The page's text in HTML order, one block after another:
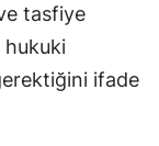
tasfiye
hukuki
ifade